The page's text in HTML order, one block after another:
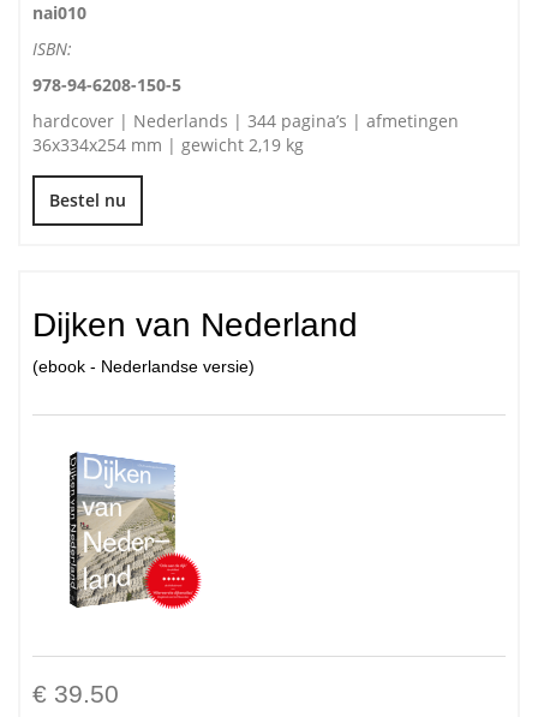
nai010
ISBN:
978-94-6208-150-5
hardcover | Nederlands | 344 pagina’s | afmetingen
36x334x254 mm | gewicht 2,19 kg
Bestel nu
Dijken van Nederland
(ebook - Nederlandse versie)
€ 39.50